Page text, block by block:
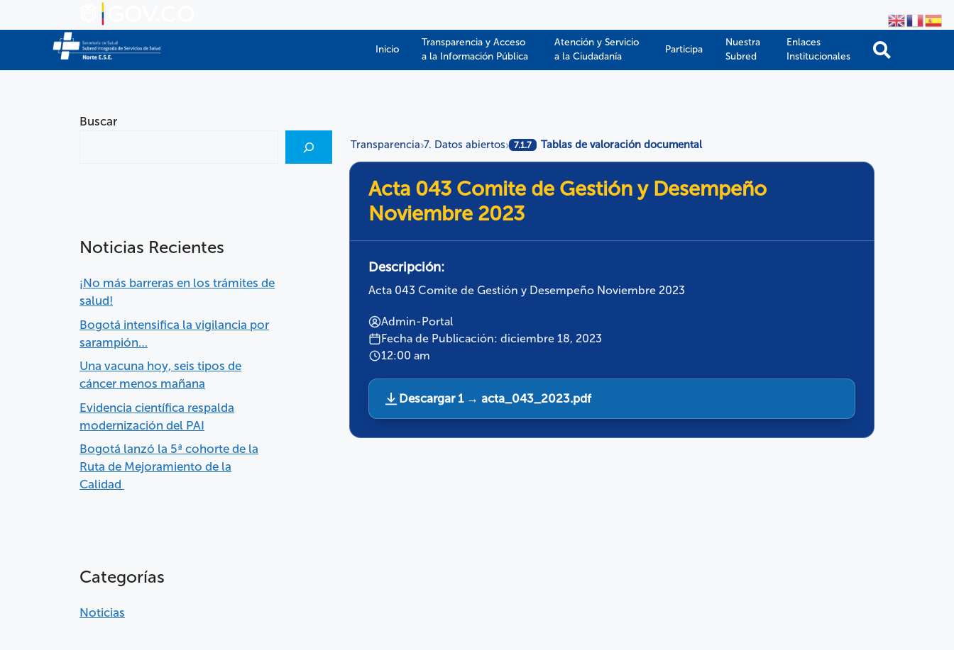
Inicio
Transparencia y Acceso
a la Información Pública​​
Atención y Servicio
a la Ciudadanía
Participa
Nuestra
Subred
Enlaces
Institucionales
Transparencia›7. Datos abiertos› 7.1.7 Tablas de valoración documental
Acta 043 Comite de Gestión y Desempeño
Noviembre 2023
Descripción:
Acta 043 Comite de Gestión y Desempeño Noviembre 2023
Admin-Portal
Fecha de Publicación: diciembre 18, 2023
12:00 am
Descargar 1 → acta_043_2023.pdf
Buscar
Noticias Recientes
¡No más barreras en los trámites de
salud!
Bogotá intensifica la vigilancia por
sarampión…
Una vacuna hoy, seis tipos de
cáncer menos mañana
Evidencia científica respalda
modernización del PAI
Bogotá lanzó la 5ª cohorte de la
Ruta de Mejoramiento de la
Calidad
Categorías
Noticias